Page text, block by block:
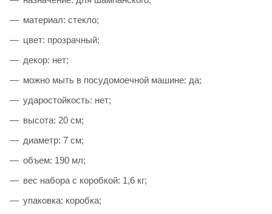
материал: стекло;
цвет: прозрачный;
декор: нет;
можно мыть в посудомоечной машине: да;
ударостойкость: нет;
высота: 20 см;
диаметр: 7 см;
объем: 190 мл;
вес набора с коробкой: 1,6 кг;
упаковка: коробка;